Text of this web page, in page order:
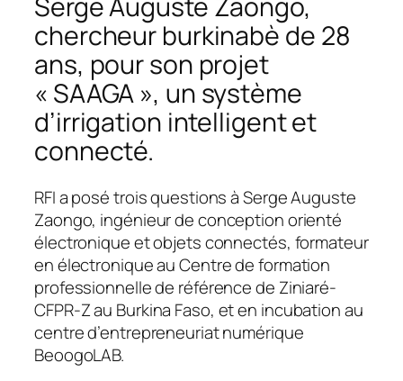
chercheur burkinabè de 28
ans, pour son projet
« SAAGA », un système
d’irrigation intelligent et
connecté.
RFI a posé trois questions à Serge Auguste
Zaongo, ingénieur de conception orienté
électronique et objets connectés, formateur
en électronique au Centre de formation
professionnelle de référence de Ziniaré-
CFPR-Z au Burkina Faso, et en incubation au
centre d’entrepreneuriat numérique
BeoogoLAB.